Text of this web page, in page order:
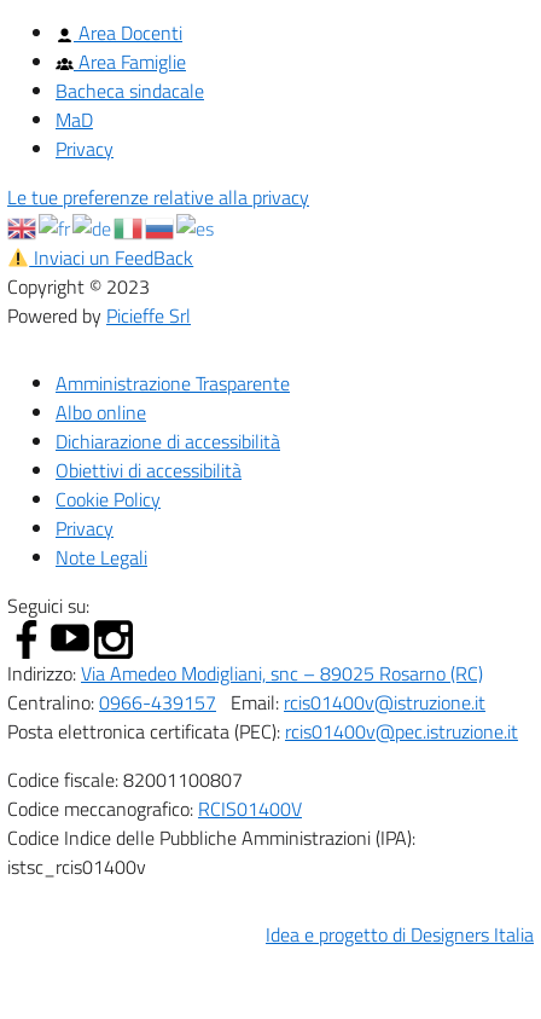
Area Docenti
Area Famiglie
Bacheca sindacale
MaD
Privacy
Le tue preferenze relative alla privacy
Inviaci un FeedBack
Copyright © 2023
Powered by Picieffe Srl
Amministrazione Trasparente
Albo online
Dichiarazione di accessibilità
Obiettivi di accessibilità
Cookie Policy
Privacy
Note Legali
Seguici su:
Indirizzo:Via Amedeo Modigliani, snc – 89025 Rosarno (RC)
Centralino:0966-439157 Email: rcis01400v@istruzione.it
Posta elettronica certificata (PEC): rcis01400v@pec.istruzione.it
Codice fiscale: 82001100807
Codice meccanografico: RCIS01400V
Codice Indice delle Pubbliche Amministrazioni (IPA):
istsc_rcis01400v
Idea e progetto di Designers Italia